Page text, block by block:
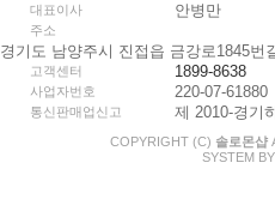
대표이사 안병만
주소
경기도 남양주시 진접읍 금강로1845번
고객센터 1899-8638
사업자번호 220-07-61880
통신판매업신고 제 2010-경기
COPYRIGHT (C) 솔로몬샵
SYSTEM BY